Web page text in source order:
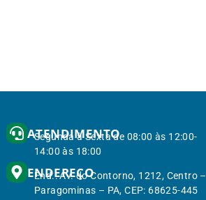
ATENDIMENTO
Segunda à Sexta de 08:00 às 12:00-
14:00 às 18:00
ENDEREÇO
End.: Av. do Contorno, 1212, Centro –
Paragominas – PA, CEP: 68625-445